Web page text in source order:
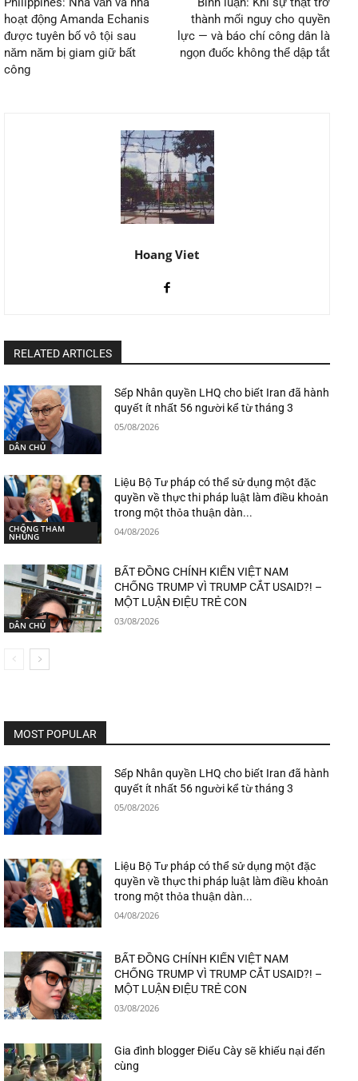
hoạt động Amanda Echanis
được tuyên bố vô tội sau
năm năm bị giam giữ bất
công
thành mối nguy cho quyền
lực — và báo chí công dân là
ngọn đuốc không thể dập tắt
Hoang Viet
RELATED ARTICLES
DÂN CHỦ
Sếp Nhân quyền LHQ cho biết Iran đã hành
quyết ít nhất 56 người kể từ tháng 3
05/08/2026
CHỐNG THAM
NHŨNG
Liệu Bộ Tư pháp có thể sử dụng một đặc
quyền về thực thi pháp luật làm điều khoản
trong một thỏa thuận dàn...
04/08/2026
DÂN CHỦ
BẤT ĐỒNG CHÍNH KIẾN VIỆT NAM
CHỐNG TRUMP VÌ TRUMP CẮT USAID?! –
MỘT LUẬN ĐIỆU TRẺ CON
03/08/2026
MOST POPULAR
Sếp Nhân quyền LHQ cho biết Iran đã hành
quyết ít nhất 56 người kể từ tháng 3
05/08/2026
Liệu Bộ Tư pháp có thể sử dụng một đặc
quyền về thực thi pháp luật làm điều khoản
trong một thỏa thuận dàn...
04/08/2026
BẤT ĐỒNG CHÍNH KIẾN VIỆT NAM
CHỐNG TRUMP VÌ TRUMP CẮT USAID?! –
MỘT LUẬN ĐIỆU TRẺ CON
03/08/2026
Gia đình blogger Điếu Cày sẽ khiếu nại đến
cùng